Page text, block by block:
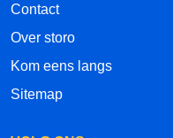
Contact
Over storo
Kom eens langs
Sitemap